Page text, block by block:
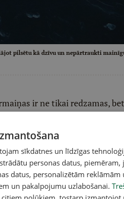
pilsētu kā dzīvu un nepārtraukti
ir ne tikai redzamas,
pagātni un radošo nākotni,
saviem darbiem stāsta
mutācija", kas pēta
mainīgu organismu, no
Liepājas muzeja anfilādē.
sīkdatnes un līdzīgas
personas datus, piemēram,
datus, personalizētām
un pakalpojumu uzlabošanai.